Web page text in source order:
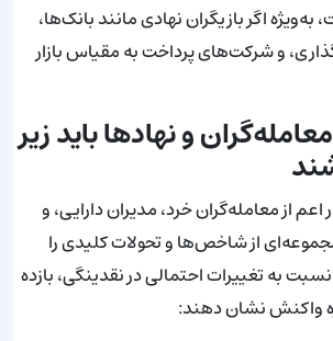
به‌ویژه اگر بازیگران نهادی مانند بانک‌ها،
و شرکت‌های پرداخت به مقیاس بازار
و نهادها باید زیر
از معامله‌گران خرد، مدیران دارایی، و
از شاخص‌ها و تحولات کلیدی را
نسبت به تغییرات احتمالی در نقدینگی، بازده
واکنش نشان دهند: